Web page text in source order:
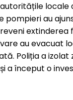
locale
pompieri au
au evacuat
Poliția a
a început o